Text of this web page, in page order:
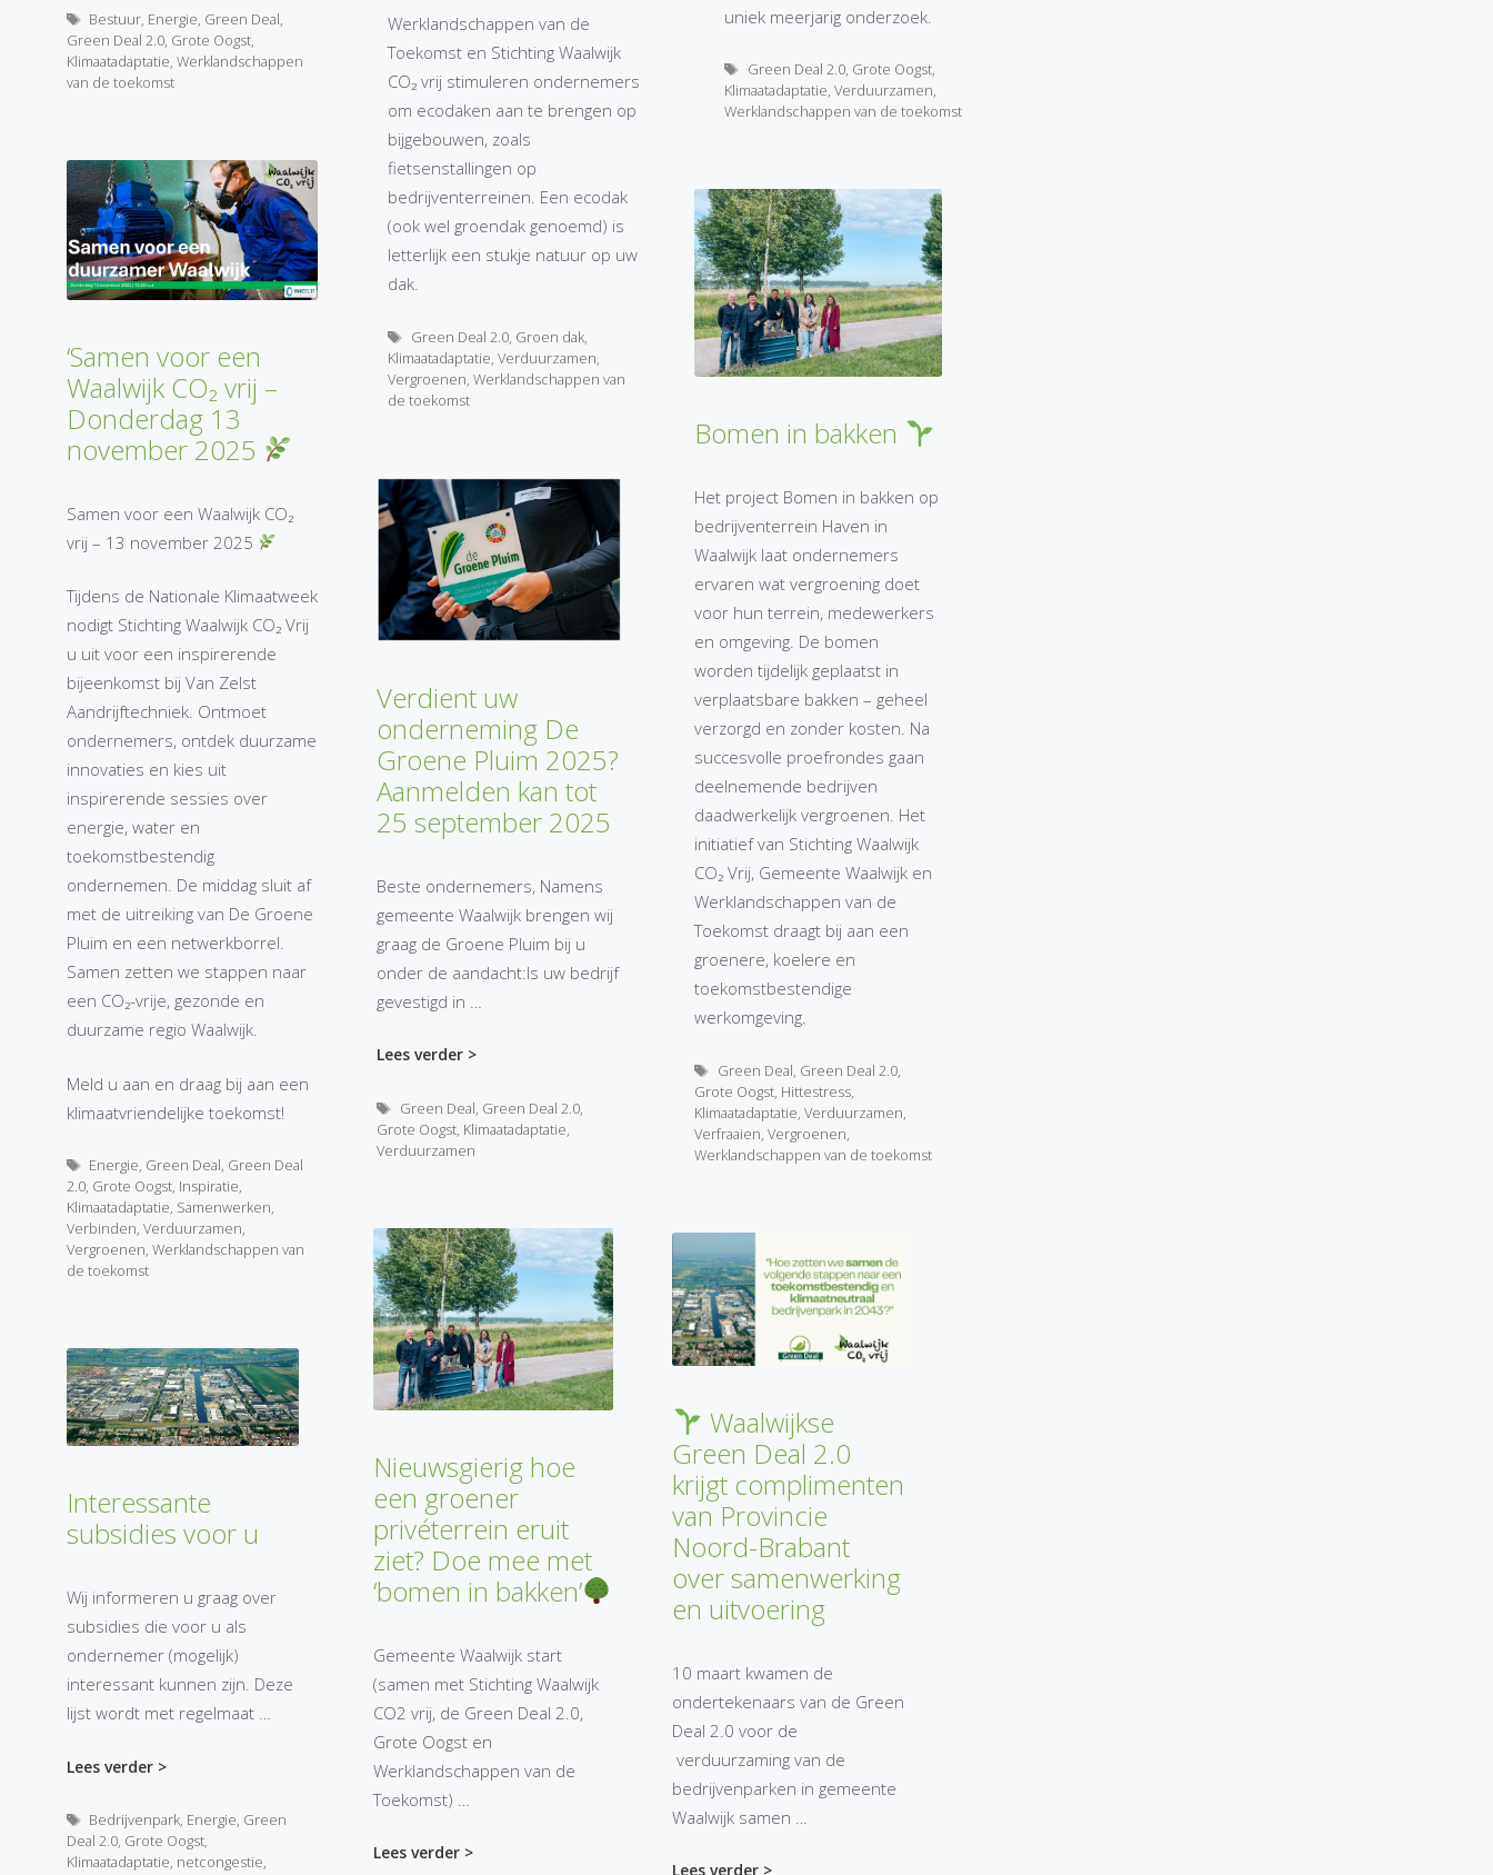
uniek meerjarig onderzoek.
Tags
Green Deal 2.0, Grote Oogst,
Klimaatadaptatie, Verduurzamen,
Werklandschappen van de toekomst
Tags
Bestuur, Energie, Green Deal,
Green Deal 2.0, Grote Oogst,
Klimaatadaptatie, Werklandschappen
van de toekomst
Werklandschappen van de
Toekomst en Stichting Waalwijk
CO₂ vrij stimuleren ondernemers
om ecodaken aan te brengen op
bijgebouwen, zoals
fietsenstallingen op
bedrijventerreinen. Een ecodak
(ook wel groendak genoemd) is
letterlijk een stukje natuur op uw
dak.
Tags
Green Deal 2.0, Groen dak,
Klimaatadaptatie,Verduurzamen,
Vergroenen,Werklandschappen van
de toekomst
‘Samen voor een
Waalwijk CO₂ vrij –
Donderdag 13
november 2025
Samen voor een Waalwijk CO₂
vrij – 13 november 2025
Tijdens de Nationale Klimaatweek
nodigt Stichting Waalwijk CO₂ Vrij
u uit voor een inspirerende
bijeenkomst bij Van Zelst
Aandrijftechniek. Ontmoet
ondernemers, ontdek duurzame
innovaties en kies uit
inspirerende sessies over
energie, water en
toekomstbestendig
ondernemen. De middag sluit af
met de uitreiking van De Groene
Pluim en een netwerkborrel.
Samen zetten we stappen naar
een CO₂-vrije, gezonde en
duurzame regio Waalwijk.
Meld u aan en draag bij aan een
klimaatvriendelijke toekomst!
Tags
Energie, Green Deal, Green Deal
2.0, Grote Oogst, Inspiratie,
Klimaatadaptatie, Samenwerken,
Verbinden, Verduurzamen,
Vergroenen, Werklandschappen van
de toekomst
Bomen in bakken
Het project Bomen in bakken op
bedrijventerrein Haven in
Waalwijk laat ondernemers
ervaren wat vergroening doet
voor hun terrein, medewerkers
en omgeving. De bomen
worden tijdelijk geplaatst in
verplaatsbare bakken – geheel
verzorgd en zonder kosten. Na
succesvolle proefrondes gaan
deelnemende bedrijven
daadwerkelijk vergroenen. Het
initiatief van Stichting Waalwijk
CO₂ Vrij, Gemeente Waalwijk en
Werklandschappen van de
Toekomst draagt bij aan een
groenere, koelere en
toekomstbestendige
werkomgeving.
Tags
Green Deal, Green Deal 2.0,
Grote Oogst, Hittestress,
Klimaatadaptatie,Verduurzamen,
Verfraaien,Vergroenen,
Werklandschappen van de toekomst
Verdient uw
onderneming De
Groene Pluim 2025?
Aanmelden kan tot
25 september 2025
Beste ondernemers, Namens
gemeente Waalwijk brengen wij
graag de Groene Pluim bij u
onder de aandacht:Is uw bedrijf
gevestigd in …
Lees verder >
Tags
Green Deal Green Deal 2.0,
Grote Oogst Klimaatadaptatie
Verduurzamen
Nieuwsgierig hoe
een groener
privéterrein eruit
ziet? Doe mee met
‘bomen in bakken’
Gemeente Waalwijk start
(samen met Stichting Waalwijk
CO2 vrij, de Green Deal 2.0,
Grote Oogst en
Werklandschappen van de
Toekomst) …
Lees verder >
Waalwijkse
Green Deal 2.0
krijgt complimenten
van Provincie
Noord-Brabant
over samenwerking
en uitvoering
10 maart kwamen de
ondertekenaars van de Green
Deal 2.0 voor de
verduurzaming van de
bedrijvenparken in gemeente
Waalwijk samen …
Lees verder >
Interessante
subsidies voor u
Wij informeren u graag over
subsidies die voor u als
ondernemer (mogelijk)
interessant kunnen zijn. Deze
lijst wordt met regelmaat …
Lees verder >
Tags
Bedrijvenpark, Energie, Green
Deal 2.0, Grote Oogst,
Klimaatadaptatie, netcongestie,